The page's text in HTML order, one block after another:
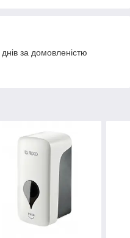
за домовленістю